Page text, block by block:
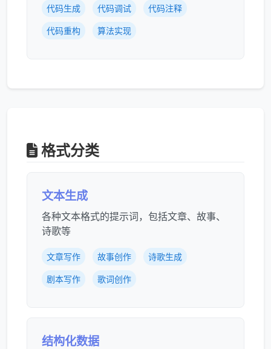
代码生成 代码调试
代码注释
代码重构
算法实现
格式分类
文本生成
各种文本格式的提示词，包括文章、故事、
诗歌等
文章写作 故事创作
诗歌生成
剧本写作
歌词创作
结构化数据